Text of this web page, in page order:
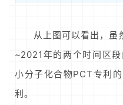
从上图可以看出，
~2021年的两个时间区
小分子化合物PCT专利
利。